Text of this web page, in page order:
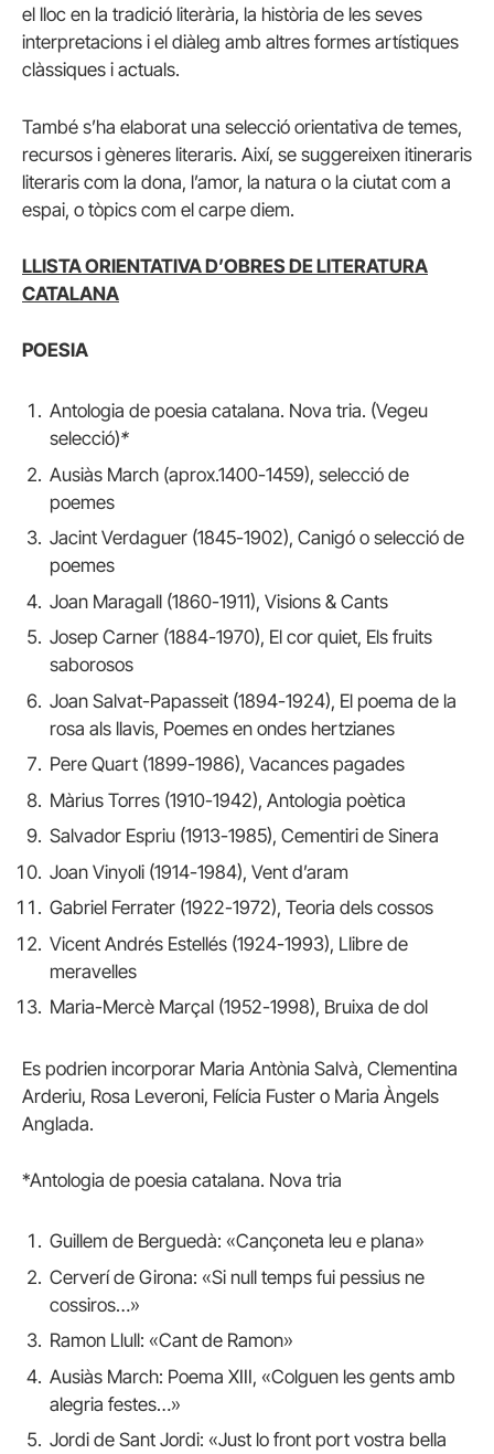
el lloc en la tradició literària, la història de les seves
interpretacions i el diàleg amb altres formes artístiques
clàssiques i actuals.
També s’ha elaborat una selecció orientativa de temes,
recursos i gèneres literaris. Així, se suggereixen itineraris
literaris com la dona, l’amor, la natura o la ciutat com a
espai, o tòpics com el carpe diem.
LLISTA ORIENTATIVA D’OBRES DE LITERATURA
CATALANA
POESIA
Antologia de poesia catalana. Nova tria. (Vegeu
selecció)*
Ausiàs March (aprox.1400-1459), selecció de
poemes
Jacint Verdaguer (1845-1902), Canigó o selecció de
poemes
Joan Maragall (1860-1911), Visions & Cants
Josep Carner (1884-1970), El cor quiet, Els fruits
saborosos
Joan Salvat-Papasseit (1894-1924), El poema de la
rosa als llavis, Poemes en ondes hertzianes
Pere Quart (1899-1986), Vacances pagades
Màrius Torres (1910-1942), Antologia poètica
Salvador Espriu (1913-1985), Cementiri de Sinera
Joan Vinyoli (1914-1984), Vent d’aram
Gabriel Ferrater (1922-1972), Teoria dels cossos
Vicent Andrés Estellés (1924-1993), Llibre de
meravelles
Maria-Mercè Marçal (1952-1998), Bruixa de dol
Es podrien incorporar Maria Antònia Salvà, Clementina
Arderiu, Rosa Leveroni, Felícia Fuster o Maria Àngels
Anglada.
*Antologia de poesia catalana. Nova tria
Guillem de Berguedà: «Cançoneta leu e plana»
Cerverí de Girona: «Si null temps fui pessius ne
cossiros…»
Ramon Llull: «Cant de Ramon»
Ausiàs March: Poema XIII, «Colguen les gents amb
alegria festes…»
Jordi de Sant Jordi: «Just lo front port vostra bella